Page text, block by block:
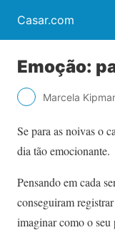
Casar.com
Emoção:
Marcela
Se para as noivas o
dia tão emocionante.
Pensando em cada
conseguiram
imaginar como o seu